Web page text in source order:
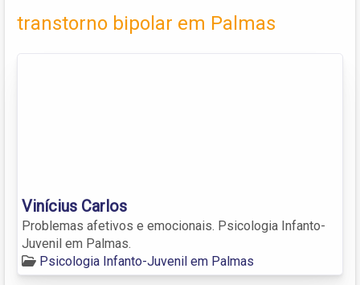
transtorno bipolar em Palmas
Vinícius Carlos
Problemas afetivos e emocionais. Psicologia Infanto-
Juvenil em Palmas.
Psicologia Infanto-Juvenil em Palmas